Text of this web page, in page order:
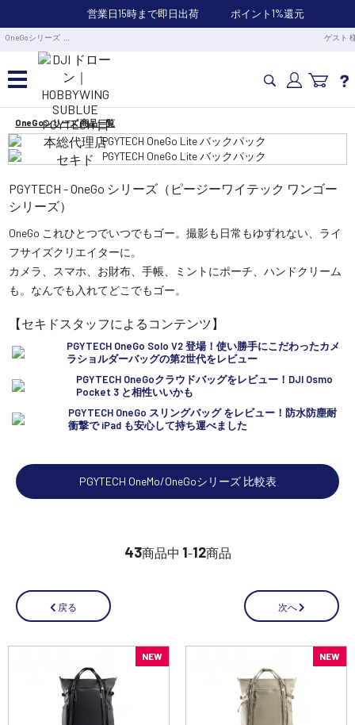
営業日15時まで即日出荷 ポイント1%還元
OneGoシリーズ … ゲスト
カメラドローン・生活家電
水中ドローン(ROV)・水中スクーター
RC・ロボット部品
講習会･国家資格･WEBセミナー
定期配信!
コーポレートサイト
SEKIDO 会社概要
OneGoシリーズ 商品一覧
PGYTECH - OneGo シリーズ（ピージーワイテック ワンゴー
シリーズ）
OneGo これひとつでいつでもゴー。撮影も日常もゆずれない、ライ
フサイズクリエイターに。
カメラ、スマホ、お財布、手帳、ミントにポーチ、ハンドクリーム
も。なんでも入れてどこでもゴー。
【セキドスタッフによるコンテンツ】
PGYTECH OneGo Solo V2 登場！使い勝手にこだわったカメ
ラショルダーバッグの第2世代をレビュー
PGYTECH OneGoクラウドバッグをレビュー！DJI Osmo
Pocket 3 と相性いいかも
PGYTECH OneGo スリングバッグ をレビュー！防水防塵耐
衝撃で iPad も安心して持ち運べました
PGYTECH OneMo/OneGoシリーズ 比較表
43商品中 1-12商品
戻る 次へ
NEW NEW